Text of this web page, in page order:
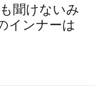
聞けないみ
インナーは